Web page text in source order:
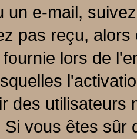
un e-mail,
pas reçu,
lors de
des utilisateurs
Si vous êtes sûr